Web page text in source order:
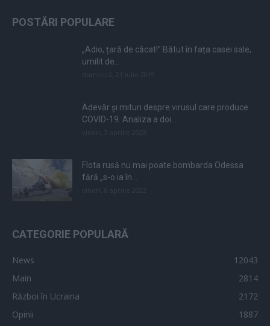
POSTĂRI POPULARE
„Adio, țară de căcat!” Bătut în fața casei sale,
umilit de...
Adevăr și mituri despre virusul care produce
COVID-19. Analiza a doi...
Flota rusă nu mai poate bombarda Odessa
fără „s-o ia în...
CATEGORIE POPULARĂ
News
12043
Main
2814
Război în Ucraina
2172
Opinii
1887